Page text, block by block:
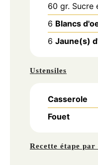
60 gr. Sucre
6 Blancs
6 Jaune(s)
Ustensiles
Casserole
Fouet
Recette étape par